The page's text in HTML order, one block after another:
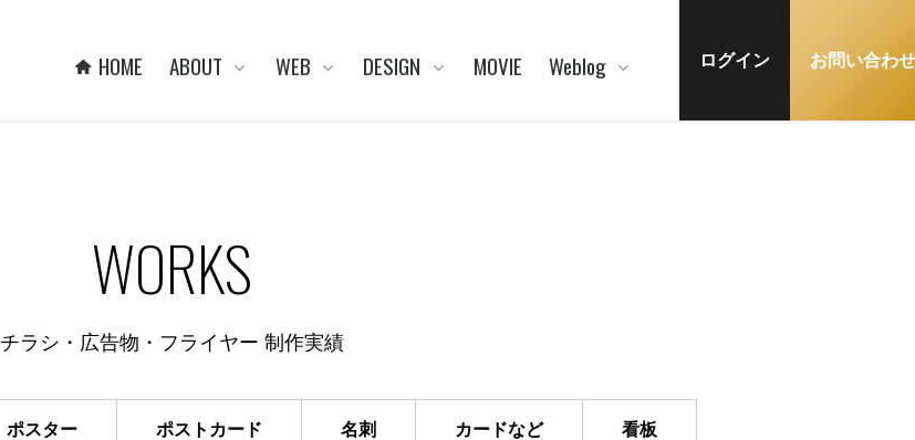
HOME ABOUT WEB DESIGN MOVIE Weblog ログイン お問い合わせ
WORKS
チラシ・広告物・フライヤー 制作実績
ポスター ポストカード 名刺 カードなど 看板